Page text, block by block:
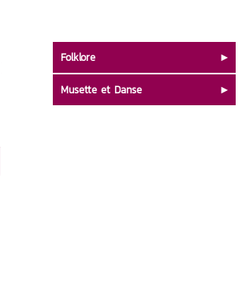
Folklore
Musette et Danse